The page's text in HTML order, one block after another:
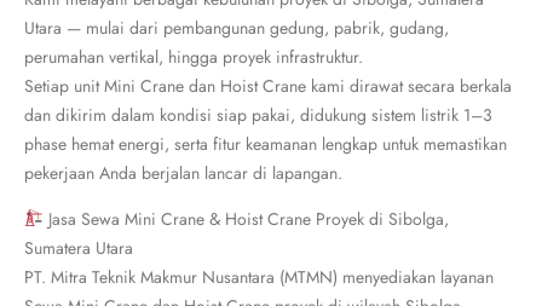
Utara — mulai dari pembangunan gedung, pabrik, gudang,
perumahan vertikal, hingga proyek infrastruktur.
Setiap unit Mini Crane dan Hoist Crane kami dirawat secara berkala
dan dikirim dalam kondisi siap pakai, didukung sistem listrik 1–3
phase hemat energi, serta fitur keamanan lengkap untuk memastikan
pekerjaan Anda berjalan lancar di lapangan.
Jasa Sewa Mini Crane & Hoist Crane Proyek di Sibolga,
Sumatera Utara
PT. Mitra Teknik Makmur Nusantara (MTMN) menyediakan layanan